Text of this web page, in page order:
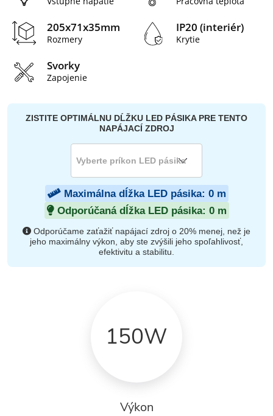
205x71x35mm
Rozmery
IP20 (interiér)
Krytie
Svorky
Zapojenie
ZISTITE OPTIMÁLNU DĹŽKU LED PÁSIKA PRE TENTO
NAPÁJACÍ ZDROJ
Maximálna dĺžka LED pásika: 0m
Odporúčaná dĺžka LED pásika: 0m
Odporúčame zaťažiť napájací zdroj o 20% menej, než je
jeho maximálny výkon, aby ste zvýšili jeho spoľahlivosť,
efektivitu a stabilitu.
150W
Výkon